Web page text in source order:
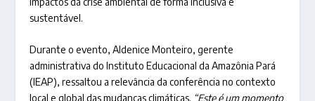
sustentável.
Durante o evento, Aldenice Monteiro, gerente
administrativa do Instituto Educacional da Amazônia Pará
(IEAP), ressaltou a relevância da conferência no contexto
local e global das mudanças climáticas. “Este é um momento